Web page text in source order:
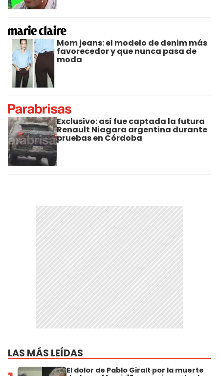
Mom jeans: el modelo de denim más
favorecedor y que nunca pasa de
moda
Exclusivo: así fue captada la futura
Renault Niagara argentina durante
pruebas en Córdoba
LAS MÁS LEÍDAS
El dolor de Pablo Giralt por la muerte